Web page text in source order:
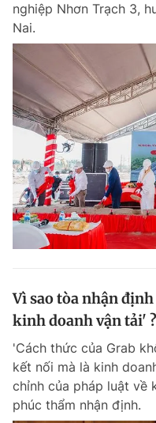
nghiệp Nhơn Trạch 3,
Nai.
Vì sao tòa nhận
kinh doanh vận tải' ?
'Cách thức của Grab
kết nối mà là kinh
chỉnh của pháp luật về
phúc thẩm nhận định.